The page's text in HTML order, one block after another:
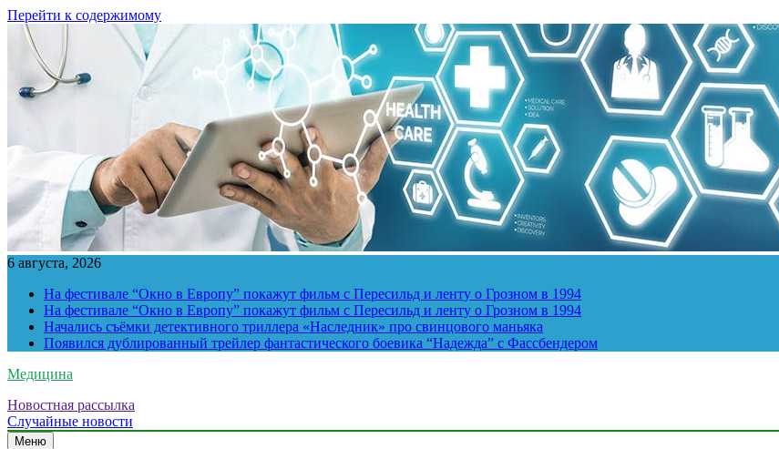
Перейти к содержимому
6 августа, 2026
На фестивале “Окно в Европу” покажут фильм с Пересильд и ленту о Грозном в 1994
На фестивале “Окно в Европу” покажут фильм с Пересильд и ленту о Грозном в 1994
Начались съёмки детективного триллера «Наследник» про свинцового маньяка
Появился дублированный трейлер фантастического боевика “Надежда” с Фассбендером
Медицина
Новостная рассылка
Случайные новости
Меню